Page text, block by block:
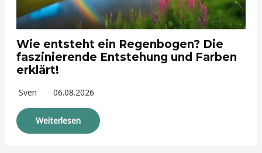
Wie entsteht ein Regenbogen? Die
faszinierende Entstehung und Farben
erklärt!
Sven 06.08.2026
Weiterlesen